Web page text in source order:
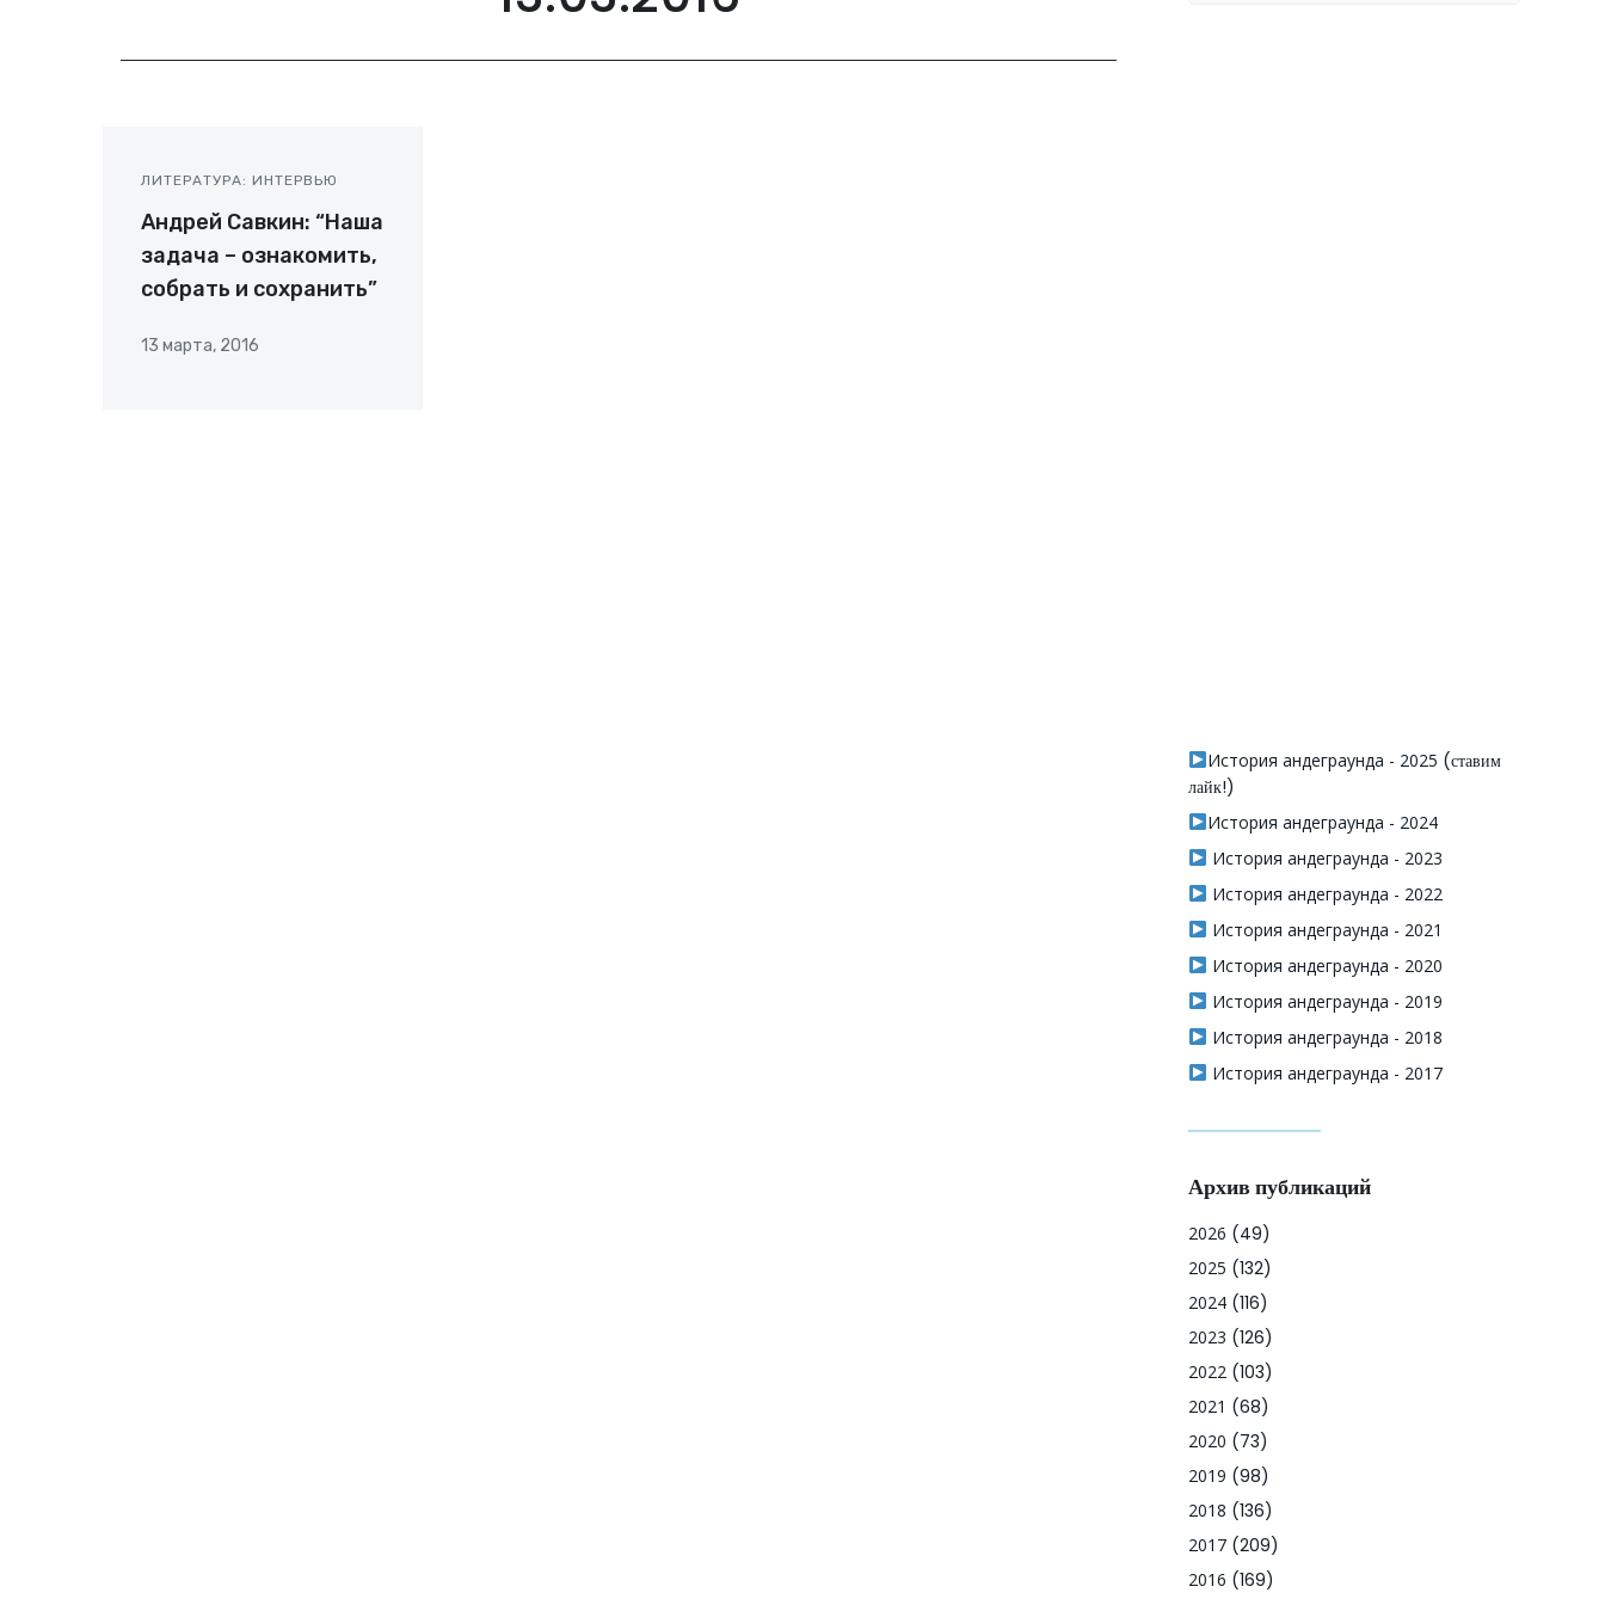
ЛИТЕРАТУРА: ИНТЕРВЬЮ
Андрей Савкин: “Наша
задача – ознакомить,
собрать и сохранить”
13 марта, 2016
История андеграунда - 2025 (ставим
лайк!)
История андеграунда - 2024
История андеграунда - 2023
История андеграунда - 2022
История андеграунда - 2021
История андеграунда - 2020
История андеграунда - 2019
История андеграунда - 2018
История андеграунда - 2017
Архив публикаций
2026 (49)
2025 (132)
2024 (116)
2023 (126)
2022 (103)
2021 (68)
2020 (73)
2019 (98)
2018 (136)
2017 (209)
2016 (169)